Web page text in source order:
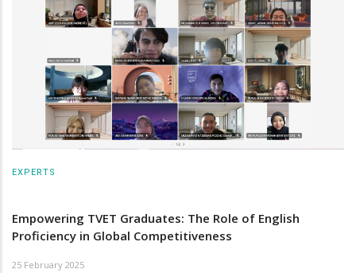
EXPERTS
Empowering TVET Graduates: The Role of English
Proficiency in Global Competitiveness
25 February 2025